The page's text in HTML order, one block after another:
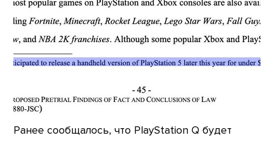
Ранее сообщалось, что PlayStation Q будет